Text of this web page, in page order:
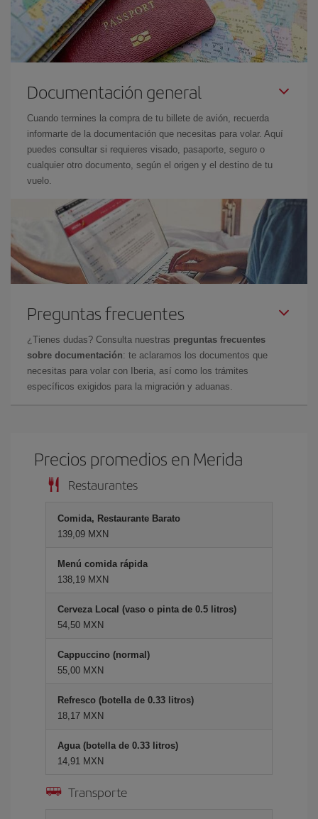
Documentación general
Cuando termines la compra de tu billete de avión, recuerda
informarte de la documentación que necesitas para volar. Aquí
puedes consultar si requieres visado, pasaporte, seguro o
cualquier otro documento, según el origen y el destino de tu
vuelo.
Preguntas frecuentes
¿Tienes dudas? Consulta nuestras preguntas frecuentes
sobre documentación: te aclaramos los documentos que
necesitas para volar con Iberia, así como los trámites
específicos exigidos para la migración y aduanas.
Precios promedios en Merida
Restaurantes
Comida, Restaurante Barato
139,09 MXN
Menú comida rápida
138,19 MXN
Cerveza Local (vaso o pinta de 0.5 litros)
54,50 MXN
Cappuccino (normal)
55,00 MXN
Refresco (botella de 0.33 litros)
18,17 MXN
Agua (botella de 0.33 litros)
14,91 MXN
Transporte